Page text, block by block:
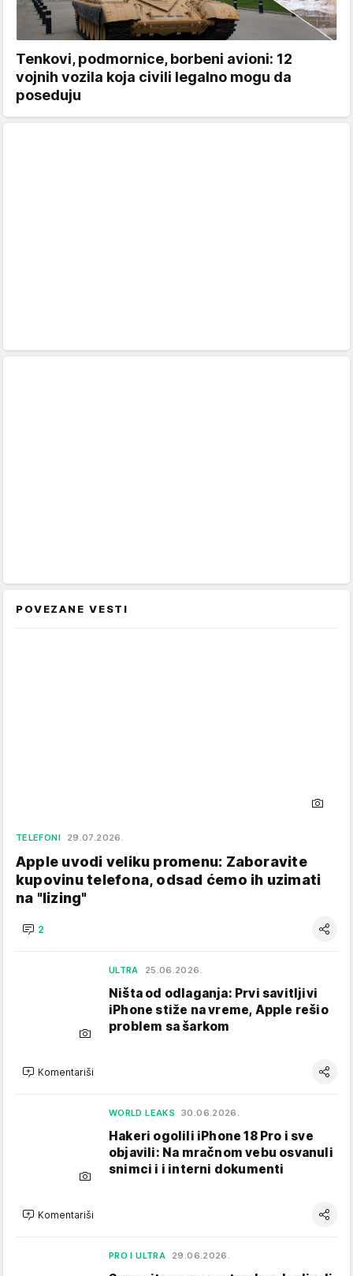
Tenkovi, podmornice, borbeni avioni: 12
vojnih vozila koja civili legalno mogu da
poseduju
POVEZANE VESTI
TELEFONI 29.07.2026.
Apple uvodi veliku promenu: Zaboravite
kupovinu telefona, odsad ćemo ih uzimati
na "lizing"
2
ULTRA 25.06.2026.
Ništa od odlaganja: Prvi savitljivi
iPhone stiže na vreme, Apple rešio
problem sa šarkom
Komentariši
WORLD LEAKS 30.06.2026.
Hakeri ogolili iPhone 18 Pro i sve
objavili: Na mračnom vebu osvanuli
snimci i i interni dokumenti
Komentariši
PRO I ULTRA 29.06.2026.